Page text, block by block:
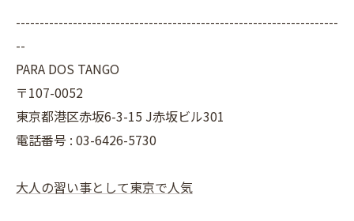
--------------------------------------------------------------------
--
PARA DOS TANGO
〒107-0052
東京都港区赤坂6-3-15 J赤坂ビル301
電話番号 : 03-6426-5730
大人の習い事として東京で人気